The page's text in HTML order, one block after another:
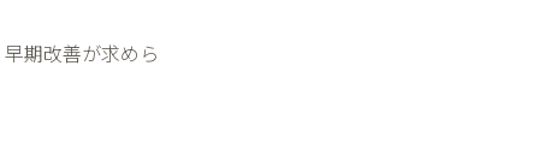
期改善が求めら